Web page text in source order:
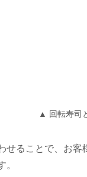
▲ 回転寿司
せることで、お
。